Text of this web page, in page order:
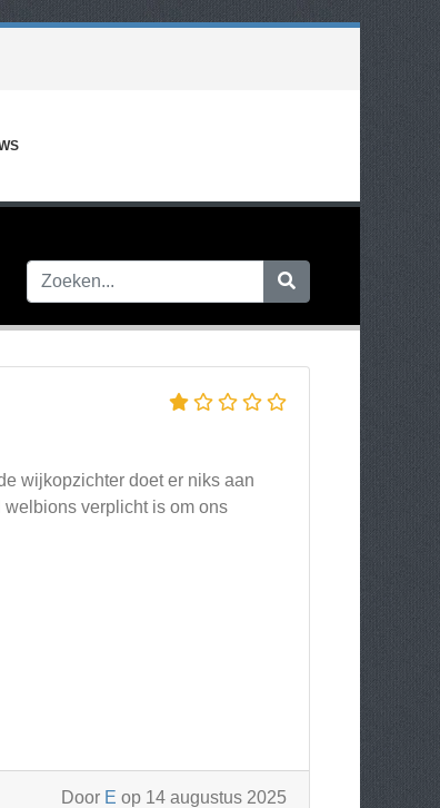
wijkopzichter doet er niks aan
verplicht is om ons
Door E op 14 augustus 2025